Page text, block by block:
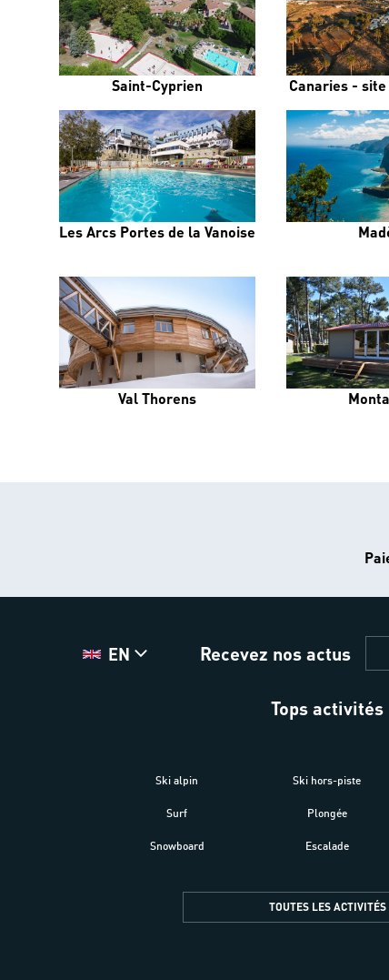
Saint-Cyprien Canaries -
Les Arcs Portes de la Vanoise
Val Thorens
EN Recevez nos actus
Tops activités
Ski alpin
Surf
Snowboard
Ski hors-piste
Plongée
Escalade
TOUTES LES ACTIVITÉS